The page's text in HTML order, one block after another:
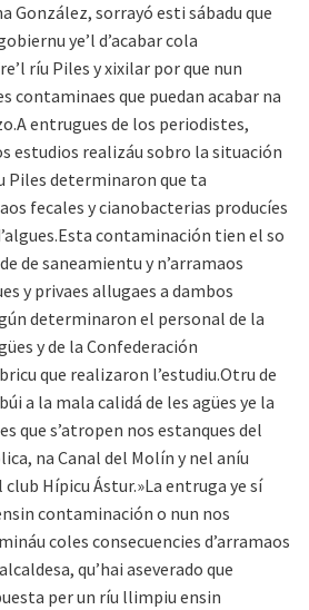
González, sorrayó esti sábadu que
ye’l d’acabar cola
ríu Piles y xixilar por que nun
contaminaes que puedan acabar na
entrugues de los periodistes,
estudios realizáu sobro la situación
Piles determinaron que ta
fecales y cianobacterias producíes
contaminación tien el so
de saneamientu y n’arramaos
y privaes allugaes a dambos
determinaron el personal de la
y de la Confederación
que realizaron l’estudiu.Otru de
a la mala calidá de les agües ye la
que s’atropen nos estanques del
na Canal del Molín y nel aníu
club Hípicu Ástur.»La entruga ye sí
contaminación o nun nos
coles consecuencies d’arramaos
qu’hai aseverado que
per un ríu llimpiu ensin